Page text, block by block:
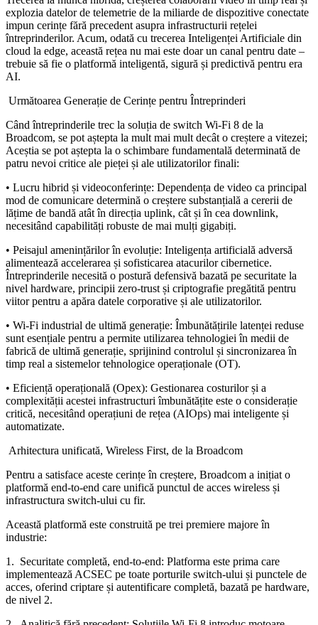
explozia datelor de telemetrie de la miliarde de dispozitive conectate
impun cerințe fără precedent asupra infrastructurii rețelei
întreprinderilor. Acum, odată cu trecerea Inteligenței Artificiale din
cloud la edge, această rețea nu mai este doar un canal pentru date –
trebuie să fie o platformă inteligentă, sigură și predictivă pentru era
AI.
Următoarea Generație de Cerințe pentru Întreprinderi
Când întreprinderile trec la soluția de switch Wi-Fi 8 de la
Broadcom, se pot aștepta la mult mai mult decât o creștere a vitezei;
Aceștia se pot aștepta la o schimbare fundamentală determinată de
patru nevoi critice ale pieței și ale utilizatorilor finali:
• Lucru hibrid și videoconferințe: Dependența de video ca principal
mod de comunicare determină o creștere substanțială a cererii de
lățime de bandă atât în direcția uplink, cât și în cea downlink,
necesitând capabilități robuste de mai mulți gigabiți.
• Peisajul amenințărilor în evoluție: Inteligența artificială adversă
alimentează accelerarea și sofisticarea atacurilor cibernetice.
Întreprinderile necesită o postură defensivă bazată pe securitate la
nivel hardware, principii zero-trust și criptografie pregătită pentru
viitor pentru a apăra datele corporative și ale utilizatorilor.
• Wi-Fi industrial de ultimă generație: Îmbunătățirile latenței reduse
sunt esențiale pentru a permite utilizarea tehnologiei în medii de
fabrică de ultimă generație, sprijinind controlul și sincronizarea în
timp real a sistemelor tehnologice operaționale (OT).
• Eficiență operațională (Opex): Gestionarea costurilor și a
complexității acestei infrastructuri îmbunătățite este o considerație
critică, necesitând operațiuni de rețea (AIOps) mai inteligente și
automatizate.
Arhitectura unificată, Wireless First, de la Broadcom
Pentru a satisface aceste cerințe în creștere, Broadcom a inițiat o
platformă end-to-end care unifică punctul de acces wireless și
infrastructura switch-ului cu fir.
Această platformă este construită pe trei premiere majore în
industrie:
1. Securitate completă, end-to-end: Platforma este prima care
implementează ACSEC pe toate porturile switch-ului și punctele de
acces, oferind criptare și autentificare completă, bazată pe hardware,
de nivel 2.